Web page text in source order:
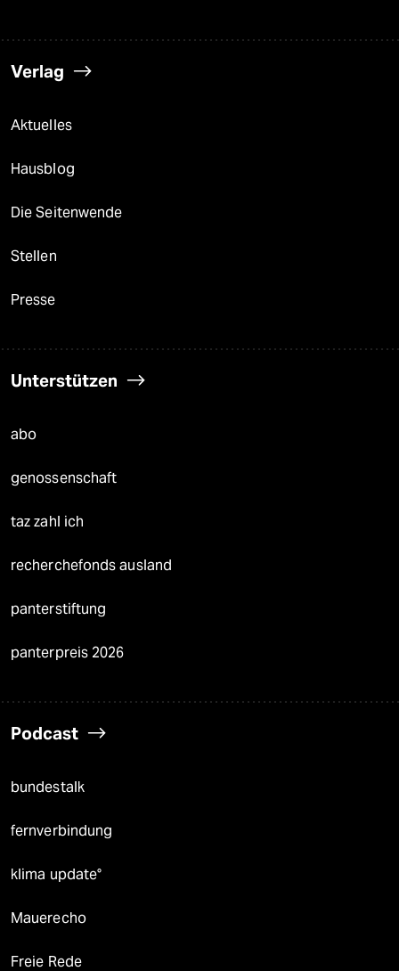
Verlag
Aktuelles
Hausblog
Die Seitenwende
Stellen
Presse
Unterstützen
abo
genossenschaft
taz zahl ich
recherchefonds ausland
panterstiftung
panterpreis 2026
Podcast
bundestalk
fernverbindung
klima update°
Mauerecho
Freie Rede